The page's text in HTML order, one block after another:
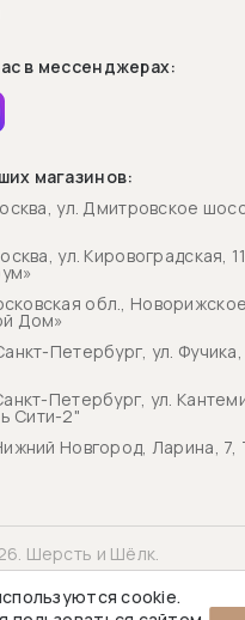
в мессенджерах:
магазинов:
ул. Дмитровское
ул. Кировоградская,
обл.,
Дом»
Петербург, ул.
Петербург, ул.
Сити-2"
Новгород, Ларина,
Шерсть и Шёлк.
cookie.